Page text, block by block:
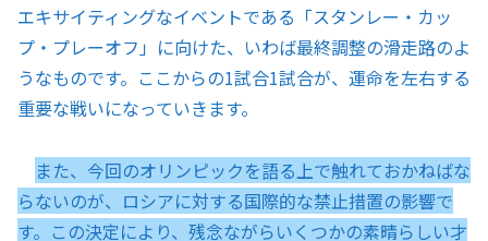
エキサイティングなイベントである「スタンレー・カッ
プ・プレーオフ」に向けた、いわば最終調整の滑走路のよ
うなものです。ここからの1試合1試合が、運命を左右する
重要な戦いになっていきます。
また、今回のオリンピックを語る上で触れておかねばな
らないのが、ロシアに対する国際的な禁止措置の影響で
す。この決定により、残念ながらいくつかの素晴らしい才